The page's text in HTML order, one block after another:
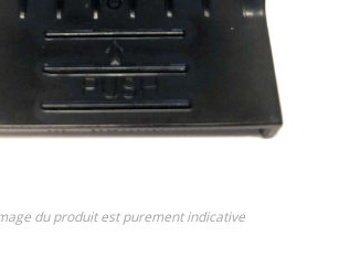
du produit est purement indicative